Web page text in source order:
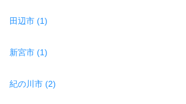
田辺市 (1)
新宮市 (1)
紀の川市 (2)